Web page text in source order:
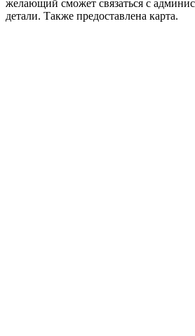
желающий сможет связаться с
детали. Также предоставлена карта.